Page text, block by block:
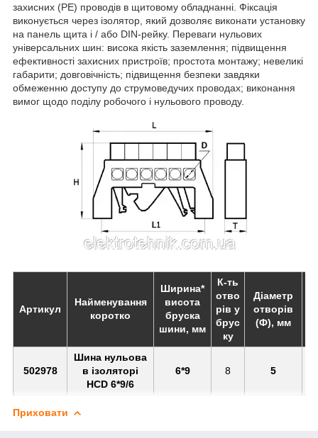
захисних (PE) проводів в щитовому обладнанні. Фіксація
виконується через ізолятор, який дозволяє виконати установку
на панель щита і / або DIN-рейку. Переваги нульових
універсальних шин: висока якість заземлення; підвищення
ефективності захисних пристроїв; простота монтажу; невеликі
габарити; довговічність; підвищення безпеки завдяки
обмеженню доступу до струмоведучих проводах; виконання
вимог щодо поділу робочого і нульового проводу.
Артикул
Найменування
коротко
Ширина*
висота
бруска
шини, мм
К-ть
отво
рів у
брус
ку
Діаметр
отворів
(Ф), мм
502978
Шина нульова
в ізоляторі
HCD 6*9/6
6*9 8 5
Приховати